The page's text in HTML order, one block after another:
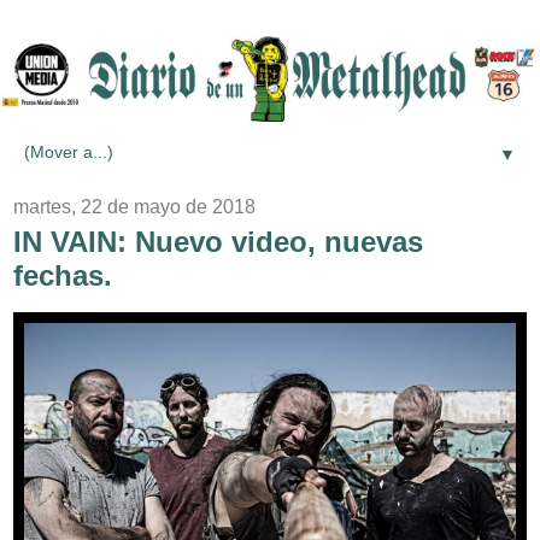
▼
martes, 22 de mayo de 2018
IN VAIN: Nuevo video, nuevas
fechas.